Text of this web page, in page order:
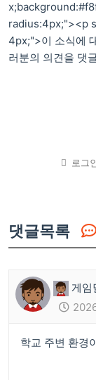
radius:4px;"><p
4px;">이 소식에
러분의 의견을 댓
로그
댓글목록
게임
학교 주변 환경